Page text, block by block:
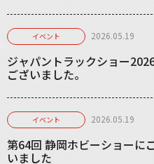
イベント 2026.05.19
ジャパントラックショー
ございました。
イベント 2026.05.19
第64回 静岡ホビーショーに
いました